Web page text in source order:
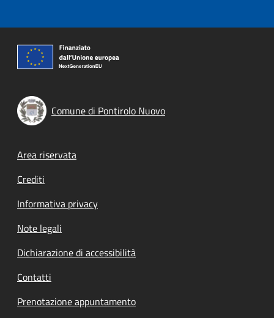
Comune di Pontirolo Nuovo
Footer menu
Area riservata
Crediti
Informativa privacy
Note legali
Dichiarazione di accessibilità
Contatti
Prenotazione appuntamento